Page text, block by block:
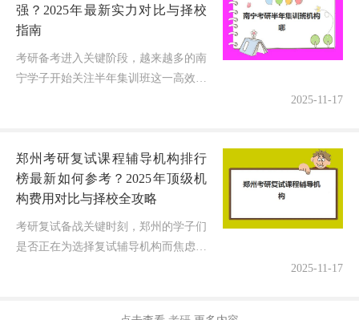
强？2025年最新实力对比与择校
指南
考研备考进入关键阶段，越来越多的南
宁学子开始关注半年集训班这一高效备
合...
2025-11-17
郑州考研复试课程辅导机构排行
榜最新如何参考？2025年顶级机
构费用对比与择校全攻略
考研复试备战关键时刻，郑州的学子们
是否正在为选择复试辅导机构而焦虑？
2025-11-17